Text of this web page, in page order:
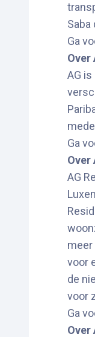
Ga
Over
AG
Ga
Over
AG
meer
voor
de
voor
Ga
Over